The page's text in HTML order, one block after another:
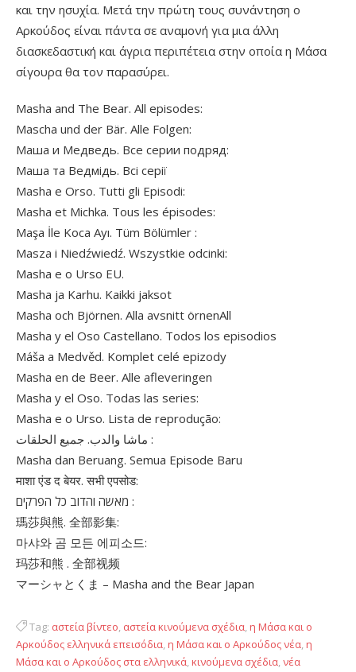
και την ησυχία. Μετά την πρώτη τους συνάντηση ο
Αρκούδος είναι πάντα σε αναμονή για μια άλλη
διασκεδαστική και άγρια περιπέτεια στην οποία η Μάσα
σίγουρα θα τον παρασύρει.
Masha and The Bear. All episodes:
Mascha und der Bär. Alle Folgen:
Маша и Медведь. Все серии подряд:
Маша та Ведмідь. Всі серії
Masha e Orso. Tutti gli Episodi:
Masha et Michka. Tous les épisodes:
Maşa İle Koca Ayı. Tüm Bölümler :
Masza i Niedźwiedź. Wszystkie odcinki:
Masha e o Urso EU.
Masha ja Karhu. Kaikki jaksot
Masha och Björnen. Alla avsnitt örnenAll
Masha y el Oso Castellano. Todos los episodios
Máša a Medvěd. Komplet celé epizody
Masha en de Beer. Alle afleveringen
Masha y el Oso. Todas las series:
Masha e o Urso. Lista de reprodução:
ماشا والدب. جميع الحلقات :
Masha dan Beruang. Semua Episode Baru
माशा एंड द बेयर. सभी एपसोड:
מאשה והדוב כל הפרקים :
瑪莎與熊. 全部影集:
마샤와 곰 모든 에피소드:
玛莎和熊 . 全部视频
マーシャとくま – Masha and the Bear Japan
Tag: αστεία βίντεο, αστεία κινούμενα σχέδια,η Μάσα και ο
Αρκούδος ελληνικά επεισόδια,η Μάσα και ο Αρκούδος νέα,η
Μάσα και ο Αρκούδος στα ελληνικά,κινούμενα σχέδια,νέα